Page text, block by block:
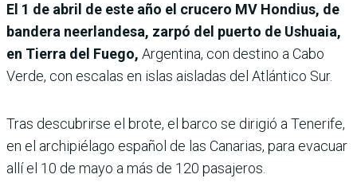
El 1 de abril de este año el crucero MV Hondius, de
bandera neerlandesa, zarpó del puerto de Ushuaia,
en Tierra del Fuego, Argentina, con destino a Cabo
Verde, con escalas en islas aisladas del Atlántico Sur.
Tras descubrirse el brote, el barco se dirigió a Tenerife,
en el archipiélago español de las Canarias, para evacuar
allí el 10 de mayo a más de 120 pasajeros.